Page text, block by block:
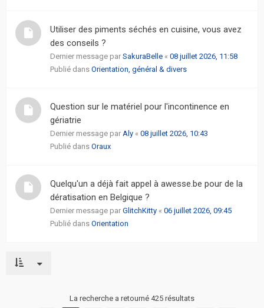
Utiliser des piments séchés en cuisine, vous avez
des conseils ?
Dernier message par SakuraBelle « 08 juillet 2026, 11:58
Publié dans Orientation, général & divers
Question sur le matériel pour l'incontinence en
gériatrie
Dernier message par Aly « 08 juillet 2026, 10:43
Publié dans Oraux
Quelqu'un a déjà fait appel à awesse.be pour de la
dératisation en Belgique ?
Dernier message par GlitchKitty « 06 juillet 2026, 09:45
Publié dans Orientation
La recherche a retourné 425 résultats